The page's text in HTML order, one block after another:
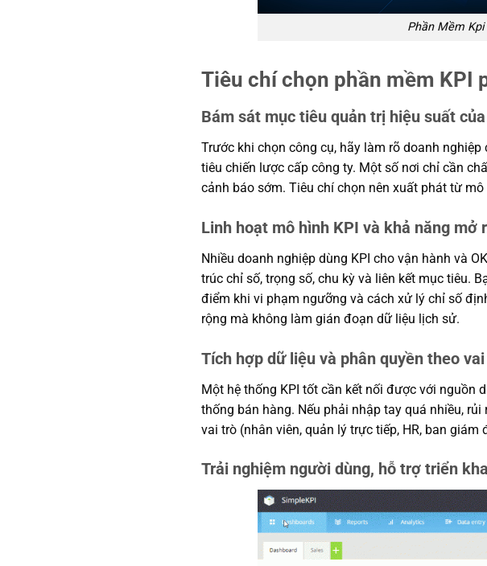
Phần Mềm
Tiêu chí chọn phần mềm KPI
Bám sát mục tiêu quản trị hiệu suất
Trước khi chọn công cụ, hãy làm rõ doanh
tiêu chiến lược cấp công ty. Một số nơi chỉ cần
cảnh báo sớm. Tiêu chí chọn nên xuất phát từ
Linh hoạt mô hình KPI và khả năng mở
Nhiều doanh nghiệp dùng KPI cho vận hành và
trúc chỉ số, trọng số, chu kỳ và liên kết mục tiêu.
điểm khi vi phạm ngưỡng và cách xử lý chỉ số
rộng mà không làm gián đoạn dữ liệu lịch sử.
Tích hợp dữ liệu và phân quyền theo
Một hệ thống KPI tốt cần kết nối được với nguồn
thống bán hàng. Nếu phải nhập tay quá nhiều,
vai trò (nhân viên, quản lý trực tiếp, HR, ban
Trải nghiệm người dùng, hỗ trợ triển